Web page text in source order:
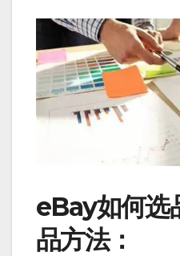
eBay如何选
品方法：